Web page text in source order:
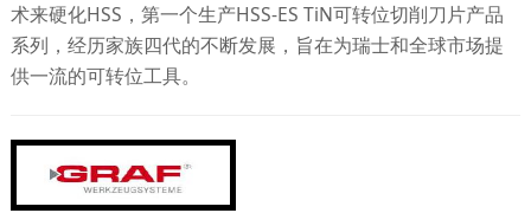
术来硬化HSS，第一个生产HSS-ES TiN可转位切削刀片产品
系列，经历家族四代的不断发展，旨在为瑞士和全球市场提
供一流的可转位工具。